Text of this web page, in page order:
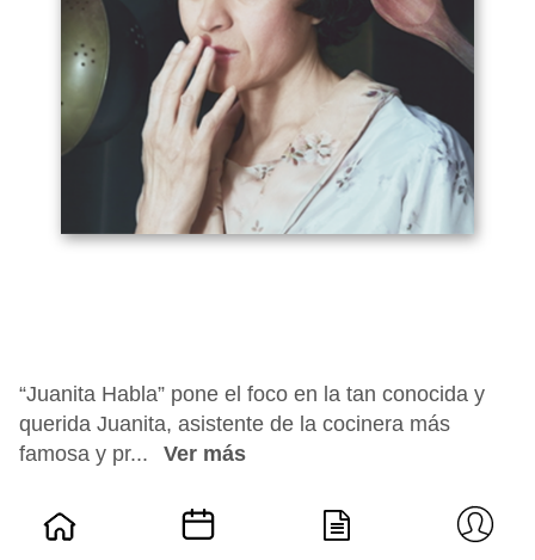
“Juanita Habla” pone el foco en la tan conocida y
querida Juanita, asistente de la cocinera más
famosa y pr...
Ver más